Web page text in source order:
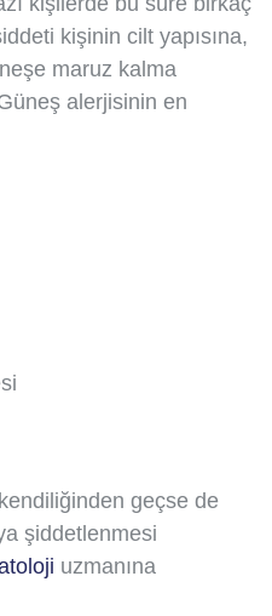
kişinin cilt yapısına,
maruz kalma
alerjisinin en
geçse de
şiddetlenmesi
uzmanına